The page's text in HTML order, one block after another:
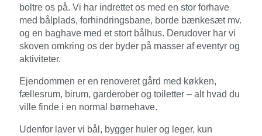
boltre os på. Vi har indrettet os med en stor forhave
med bålplads, forhindringsbane, borde bænkesæt mv.
og en baghave med et stort bålhus. Derudover har vi
skoven omkring os der byder på masser af eventyr og
aktiviteter.
Ejendommen er en renoveret gård med køkken,
fællesrum, birum, garderober og toiletter – alt hvad du
ville finde i en normal børnehave.
Udenfor laver vi bål, bygger huler og leger, kun